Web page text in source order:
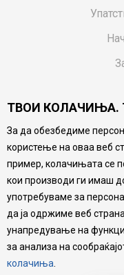
Настојуваме да
производите,
можеме да
комплетни и без
нашата понуда, но
ТВОИ КОЛАЧИЊА.
За да обезбедиме
користење на оваа веб
пример, колачињата се
кои производи ги имаш
употребуваме за
да ја одржиме веб
унапредување на
за анализа на
колачиња